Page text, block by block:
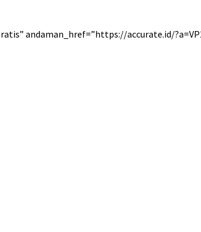
andaman_href=”https://accurate.id/